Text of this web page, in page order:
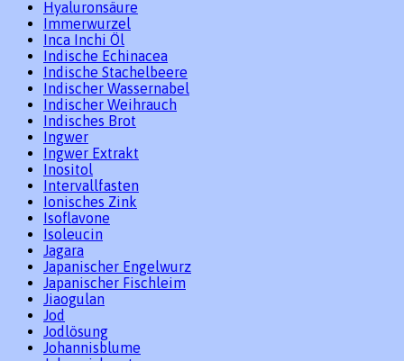
Hyaluronsäure
Immerwurzel
Inca Inchi Öl
Indische Echinacea
Indische Stachelbeere
Indischer Wassernabel
Indischer Weihrauch
Indisches Brot
Ingwer
Ingwer Extrakt
Inositol
Intervallfasten
Ionisches Zink
Isoflavone
Isoleucin
Jagara
Japanischer Engelwurz
Japanischer Fischleim
Jiaogulan
Jod
Jodlösung
Johannisblume